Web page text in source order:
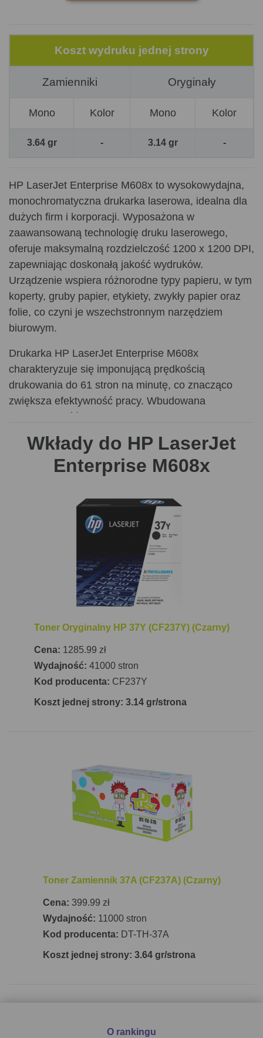
Koszt wydruku jednej strony
Zamienniki Oryginały
Mono Kolor Mono Kolor
3.64 gr - 3.14 gr -
HP LaserJet Enterprise M608x to wysokowydajna,
monochromatyczna drukarka laserowa, idealna dla
dużych firm i korporacji. Wyposażona w
zaawansowaną technologię druku laserowego,
oferuje maksymalną rozdzielczość 1200 x 1200 DPI,
zapewniając doskonałą jakość wydruków.
Urządzenie wspiera różnorodne typy papieru, w tym
koperty, gruby papier, etykiety, zwykły papier oraz
folie, co czyni je wszechstronnym narzędziem
biurowym.
Drukarka HP LaserJet Enterprise M608x
charakteryzuje się imponującą prędkością
drukowania do 61 stron na minutę, co znacząco
zwiększa efektywność pracy. Wbudowana
zaprojektowane z myślą o dużych obciążeniach, z
cyklem pracy wynoszącym do 275000 stron
podajniki papieru o łącznej pojemności 1200
arkuszy oraz pojemność wyjściową wynoszącą 500
arkuszy, co minimalizuje konieczność częstego
Łączność to jeden z kluczowych atutów tego
modelu. HP LaserJet Enterprise M608x
wyposażona jest w port USB, a także obsługuje
umożliwia łatwe udostępnianie drukarki w całym
biurze. Użytkownicy mogą korzystać z funkcji
mobilnego drukowania dzięki kompatybilności z
Apple AirPrint, HP ePrint oraz Mopria Print Service.
Intuicyjny, dotykowy ekran CGD ułatwia obsługę i
Wkłady do HP LaserJet
Enterprise M608x
Toner Oryginalny HP 37Y (CF237Y) (Czarny)
Cena: 1285.99 zł
Wydajność: 41000 stron
Kod producenta: CF237Y
Koszt jednej strony: 3.14 gr/strona
Toner Zamiennik 37A (CF237A) (Czarny)
Cena: 399.99 zł
Wydajność: 11000 stron
Kod producenta: DT-TH-37A
Koszt jednej strony: 3.64 gr/strona
O rankingu